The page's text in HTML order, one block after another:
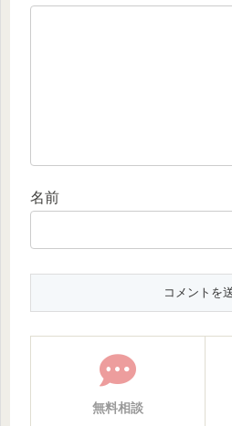
名前
無料相談